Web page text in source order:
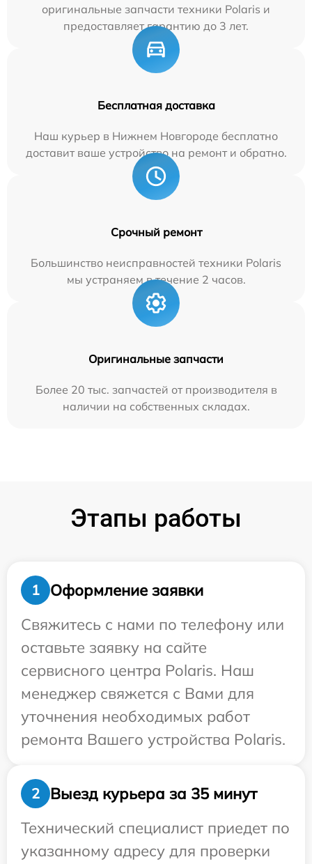
оригинальные запчасти техники Polaris и
предоставляет гарантию до 3 лет.
Бесплатная доставка
Наш курьер в Нижнем Новгороде бесплатно
доставит ваше устройство на ремонт и обратно.
Срочный ремонт
Большинство неисправностей техники Polaris
мы устраняем в течение 2 часов.
Оригинальные запчасти
Более 20 тыс. запчастей от производителя в
наличии на собственных складах.
Этапы работы
1
Оформление заявки
Свяжитесь с нами по телефону или
оставьте заявку на сайте
сервисного центра Polaris. Наш
менеджер свяжется с Вами для
уточнения необходимых работ
ремонта Вашего устройства Polaris.
2
Выезд курьера за 35 минут
Технический специалист приедет по
указанному адресу для проверки